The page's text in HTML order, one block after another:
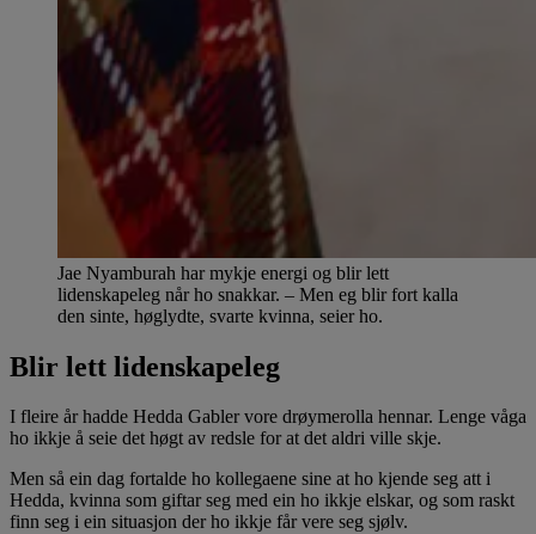
Jae Nyamburah har mykje energi og blir lett
lidenskapeleg når ho snakkar. – Men eg blir fort kalla
den sinte, høglydte, svarte kvinna, seier ho.
Blir lett lidenskapeleg
I fleire år hadde Hedda Gabler vore drøymerolla hennar. Lenge våga
ho ikkje å seie det høgt av redsle for at det aldri ville skje.
Men så ein dag fortalde ho kollegaene sine at ho kjende seg att i
Hedda, kvinna som giftar seg med ein ho ikkje elskar, og som raskt
finn seg i ein situasjon der ho ikkje får vere seg sjølv.